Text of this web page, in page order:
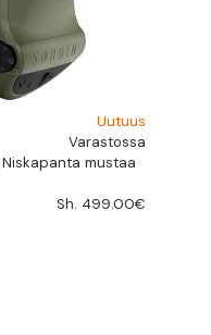
Uutuus
Varastossa
mustaa
Sh. 499.00€